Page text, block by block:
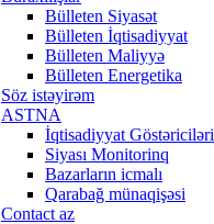
Bülleten Siyasət
Bülleten İqtisadiyyat
Bülleten Maliyyə
Bülleten Energetika
Söz istəyirəm
ASTNA
İqtisadiyyat Göstəriciləri
Siyası Monitorinq
Bazarların icmalı
Qarabağ münaqişəsi
Contact az